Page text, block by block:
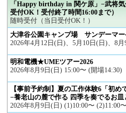
「Happy birthday in 関ケ原」−武将
受付OK！受付終了時間16:00まで）
随時受付（当日受付OK！）
大津谷公園キャンプ場 サンデーマー
2026年4月12日(日)、5月10日(日)、8
明和電機★UMEツアー2026
2026年8月9日(日) 15:00〜 (開場14:30)
【事前予約制】夏の工作体験6「初め
−養老山の麓で作る 四季を奏でるお皿
2026年8月9日(日) (1)10:00〜 (2)11:00